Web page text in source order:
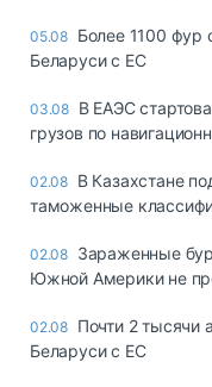
05.08 Более 1100 фур
Беларуси с ЕС
03.08 В ЕАЭС
грузов по
02.08 В Казахстане
таможенные
02.08 Зараженные
Южной Америки не
02.08 Почти 2 тысячи
Беларуси с ЕС